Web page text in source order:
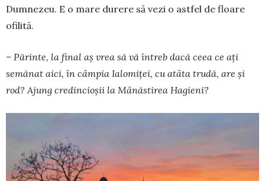
Dumnezeu. E o mare durere să vezi o astfel de floare
ofilită.
– Părinte, la final aș vrea să vă întreb dacă ceea ce ați
semănat aici, în câmpia Ialo­miței, cu atâta trudă, are și
rod? Ajung credincioșii la Mânăstirea Ha­gieni?